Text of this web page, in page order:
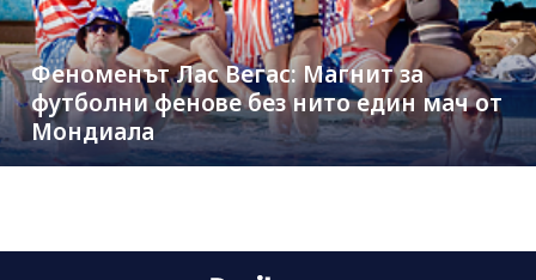
Феноменът Лас Вегас: Магнит за
футболни фенове без нито един мач от
Мондиала